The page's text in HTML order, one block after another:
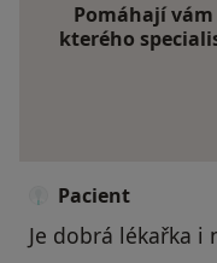
Pomáhají
kterého
Pacient
Je dobrá lékařka i